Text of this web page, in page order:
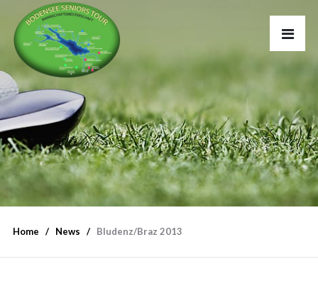
Home News Bludenz/Braz 2013